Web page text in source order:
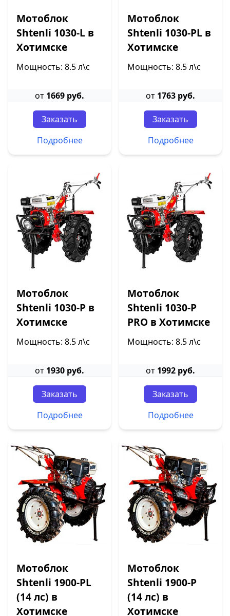
Мотоблок
Shtenli 1030-L в
Хотимске
Мощность: 8.5 л\с
от 1669 руб.
Заказать
Подробнее
Мотоблок
Shtenli 1030-PL в
Хотимске
Мощность: 8.5 л\с
от 1763 руб.
Заказать
Подробнее
Мотоблок
Shtenli 1030-P в
Хотимске
Мощность: 8.5 л\с
от 1930 руб.
Заказать
Подробнее
Мотоблок
Shtenli 1030-P
PRO в Хотимске
Мощность: 8.5 л\с
от 1992 руб.
Заказать
Подробнее
Мотоблок
Shtenli 1900-PL
(14 лс) в
Хотимске
Мотоблок
Shtenli 1900-P
(14 лс) в
Хотимске